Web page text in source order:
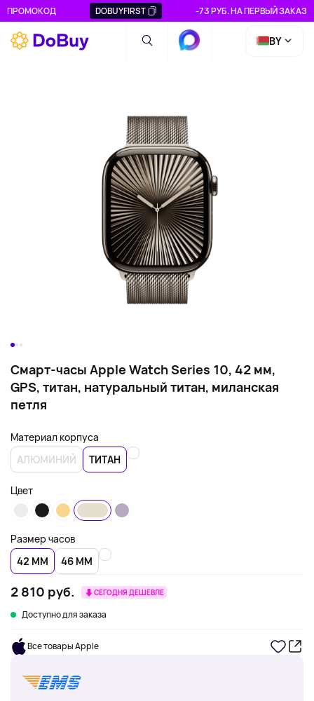
ПРОМОКОД DOBUYFIRST -73 РУБ. НА ПЕРВЫЙ ЗАКАЗ
BY
Смарт-часы Apple Watch Series 10, 42 мм,
GPS, титан, натуральный титан, миланская
петля
Материал корпуса
АЛЮМИНИЙ
ТИТАН
Цвет
Размер часов
42 ММ
46 ММ
2 810 руб. СЕГОДНЯ ДЕШЕВЛЕ
Доступно для заказа
Все товары Apple